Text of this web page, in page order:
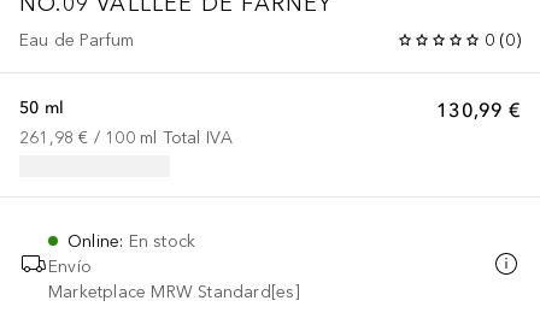
Eau de Parfum 0 (0)
130,99 €
50 ml
261,98 € / 100 ml Total IVA
Online: En stock
Envío
Marketplace MRW Standard[es]